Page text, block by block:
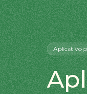
Aplicativo